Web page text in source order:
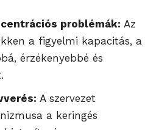
problémák: Az
a figyelmi kapacitás, a
érzékenyebbé és
A szervezet
a keringés